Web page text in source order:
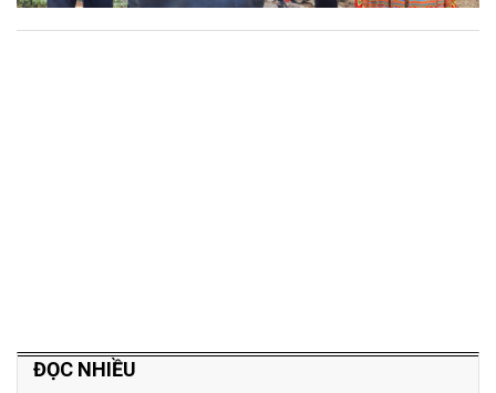
ĐỌC NHIỀU